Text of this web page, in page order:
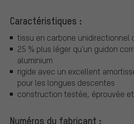
Caractéristiques :
tissu en carbone unidirectionnel
25 % plus léger qu'un guidon
aluminium
rigide avec un excellent
pour les longues descentes
construction testée, éprouvée
Numéros du fabricant :